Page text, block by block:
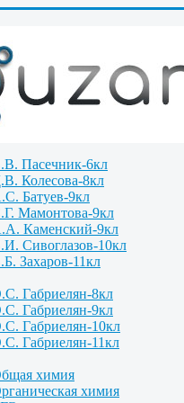
Пасечник-6кл
Колесова-8кл
Батуев-9кл
Мамонтова-9кл
Каменский-9кл
Сивоглазов-10кл
Захаров-11кл
Габриелян-8кл
Габриелян-9кл
Габриелян-10кл
Габриелян-11кл
химия
химия